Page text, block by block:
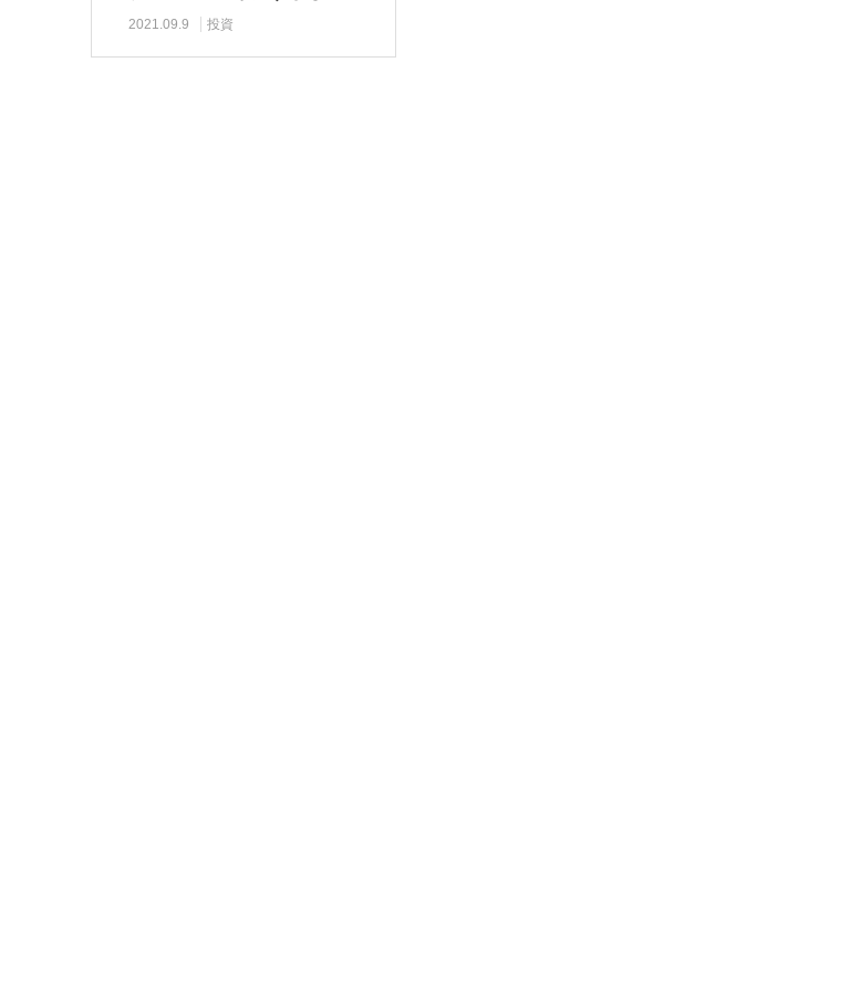
商品とは限らない…
2021.09.9 投資